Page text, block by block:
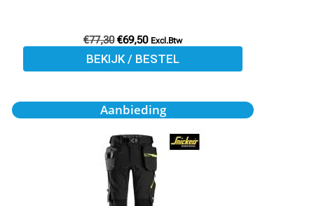
€77,30 €69,50 Excl.Btw
BEKIJK / BESTEL
Aanbieding
Oorspronkelijke
prijs
€260,95.
Huidige
prijs
€234,85.
Dit
heeft
meerdere
variaties.